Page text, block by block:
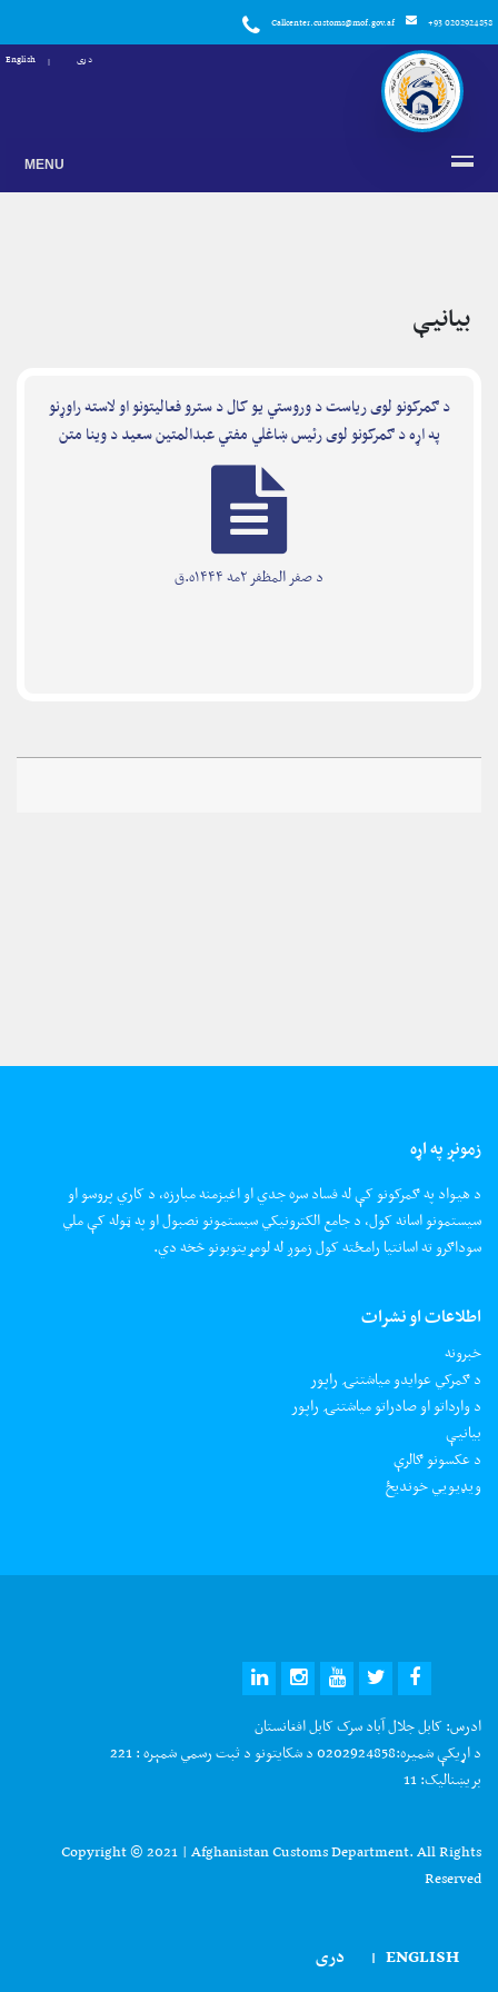
Callcenter.customs@mof.gov.af +93 0202924858
دری English
MENU
بیانیې
د ګمرکونو لوی ریاست د وروستي یو کال د سترو فعالیتونو او لاسته راوړنو
په اړه د ګمرکونو لوی رئیس ښاغلي مفتي عبدالمتین سعید د وینا متن
د صفر المظفر ۲مه ۱۴۴۴ه.ق
زمونږ په اړه
د هیواد په ګمرکونو کې له فساد سره جدي او اغیزمنه مبارزه، د کاري پروسو او
سیستمونو اسانه کول، د جامع الکترونیکي سیستمونو نصبول او په ټوله کې ملي
سوداګرو ته اسانتیا رامځته کول زموږ له لومړیتوبونو څخه دي.
اطلاعات او نشرات
خبرونه
د ګمرکي عوایدو میاشتنۍ راپور
د وارداتو او صادراتو میاشتنۍ راپور
بیانیې
د عکسونو ګالرې
ويډيويي خونديځ
ادرس:کابل جلال آباد سرک کابل افغانستان
د اړیکې شمیره:0202924858 د شکایتونو د ثبت رسمي شمېره : 221
بریښنالیک:
Copyright © 2021 | Afghanistan Customs Department. All Rights
Reserved
ENGLISH
| دری